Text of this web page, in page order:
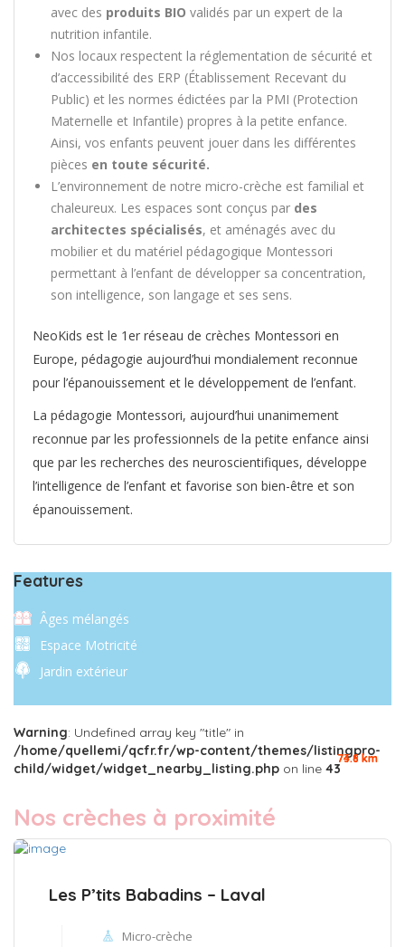
avec des produits BIO validés par un expert de la
nutrition infantile.
Nos locaux respectent la réglementation de sécurité et
d’accessibilité des ERP (Établissement Recevant du
Public) et les normes édictées par la PMI (Protection
Maternelle et Infantile) propres à la petite enfance.
Ainsi, vos enfants peuvent jouer dans les différentes
pièces en toute sécurité.
L’environnement de notre micro-crèche est familial et
chaleureux. Les espaces sont conçus par des
architectes spécialisés, et aménagés avec du
mobilier et du matériel pédagogique Montessori
permettant à l’enfant de développer sa concentration,
son intelligence, son langage et ses sens.
NeoKids est le 1er réseau de crèches Montessori en
Europe, pédagogie aujourd’hui mondialement reconnue
pour l’épanouissement et le développement de l’enfant.
La pédagogie Montessori, aujourd’hui unanimement
reconnue par les professionnels de la petite enfance ainsi
que par les recherches des neuroscientifiques, développe
l’intelligence de l’enfant et favorise son bien-être et son
épanouissement.
Features
Âges mélangés
Espace Motricité
Jardin extérieur
Warning: Undefined array key "title" in
/home/quellemi/qcfr.fr/wp-content/themes/listingpro-
child/widget/widget_nearby_listing.php on line 43
Nos crèches à proximité
Les P’tits Babadins – Laval
Micro-crèche
73.8 km
74.6 km